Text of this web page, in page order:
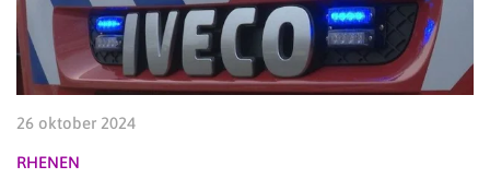
26 oktober 2024
RHENEN